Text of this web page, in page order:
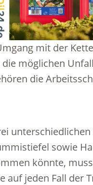
mit der
möglichen
die
sowie
könnte,
auf jeden Fall der